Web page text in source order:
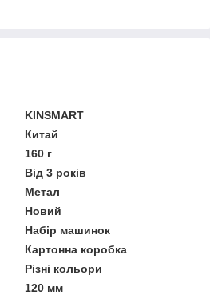
KINSMART
Китай
160 г
Від 3 років
Метал
Новий
Набір машинок
Картонна коробка
Різні кольори
120 мм